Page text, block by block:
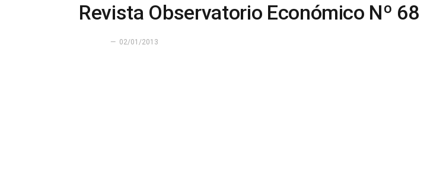
Revista Observatorio Económico Nº 68
02/01/2013